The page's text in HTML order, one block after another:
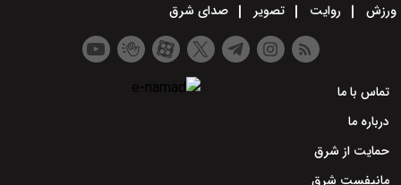
ورزش
روایت تصویر صدای شرق
تماس با ما
درباره ما
حمایت از شرق
مانیفست شرق